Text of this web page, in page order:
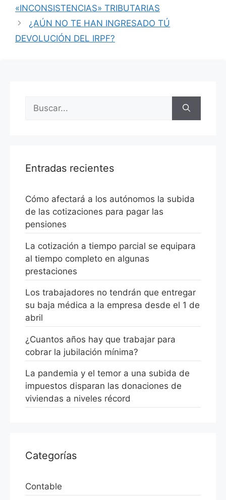
«INCONSISTENCIAS» TRIBUTARIAS
¿AÚN NO TE HAN INGRESADO TÚ
DEVOLUCIÓN DEL IRPF?
Entradas recientes
Cómo afectará a los autónomos la subida
de las cotizaciones para pagar las
pensiones
La cotización a tiempo parcial se equipara
al tiempo completo en algunas
prestaciones
Los trabajadores no tendrán que entregar
su baja médica a la empresa desde el 1 de
abril
¿Cuantos años hay que trabajar para
cobrar la jubilación mínima?
La pandemia y el temor a una subida de
impuestos disparan las donaciones de
viviendas a niveles récord
Categorías
Contable